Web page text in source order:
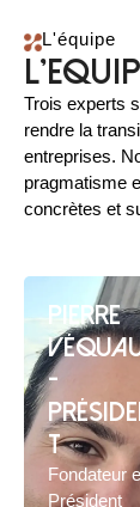
L'équipe
Trois experts
rendre la
entreprises.
pragmatisme
concrètes et
Pierre
-
t
Fondateur
Président